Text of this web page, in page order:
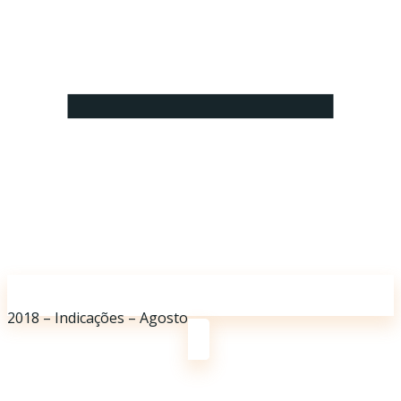
2018 – Indicações – Agosto